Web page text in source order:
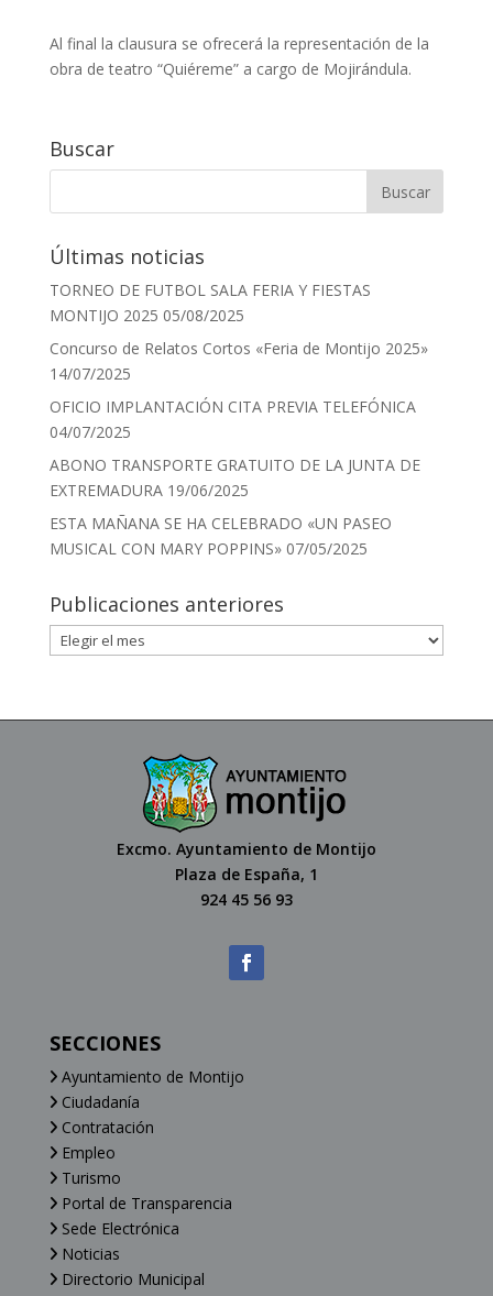
Al final la clausura se ofrecerá la representación de la
obra de teatro “Quiéreme” a cargo de Mojirándula.
Buscar
Últimas noticias
TORNEO DE FUTBOL SALA FERIA Y FIESTAS
MONTIJO 2025 05/08/2025
Concurso de Relatos Cortos «Feria de Montijo 2025»
14/07/2025
OFICIO IMPLANTACIÓN CITA PREVIA TELEFÓNICA
04/07/2025
ABONO TRANSPORTE GRATUITO DE LA JUNTA DE
EXTREMADURA 19/06/2025
ESTA MAÑANA SE HA CELEBRADO «UN PASEO
MUSICAL CON MARY POPPINS» 07/05/2025
Publicaciones anteriores
Excmo. Ayuntamiento de Montijo
Plaza de España, 1
924 45 56 93
SECCIONES
Ayuntamiento de Montijo
Ciudadanía
Contratación
Empleo
Turismo
Portal de Transparencia
Sede Electrónica
Noticias
Directorio Municipal